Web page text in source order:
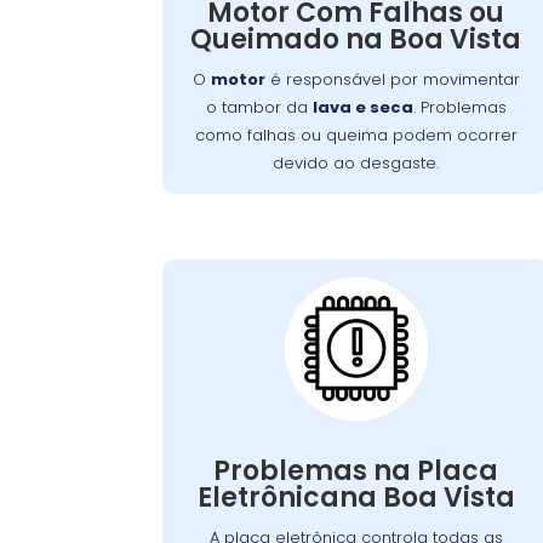
Motor Com Falhas ou
Queimado na Boa Vista
O motoré responsável por movimentar
o tambor da lava e seca. Problemas
como falhas ou queima podem ocorrer
devido ao desgaste.
anormais, cheiro de queimado ou a
máquina não iniciar o ciclo
. A
manutenção regular pode prevenir
esses problemas, e um técnico
especializado deve ser consultado para
reparo ou substituição do motor
danificado.
Problemas na Placa
Eletrônicana Boa Vista
A placa eletrônica controla todas as
Placa Eletrônica
Queimada:
placa eletrônica
é o cérebro da
máquina de lavar
, controlando todas as
suas funções. Quando queimada, a
como ciclos interrompidos, falha nos
comandos ou não ligar.
Causas comuns